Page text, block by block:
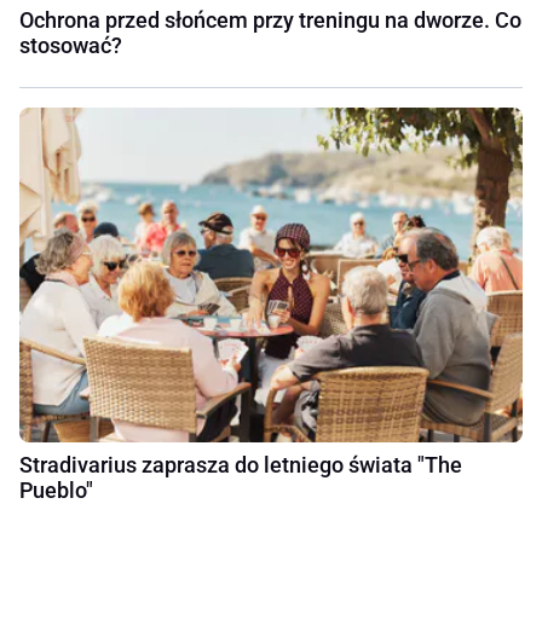
Ochrona przed słońcem przy treningu na dworze. Co
stosować?
Stradivarius zaprasza do letniego świata "The
Pueblo"